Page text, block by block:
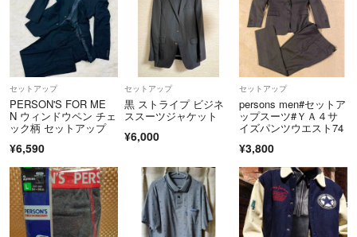
セットアップ
PERSON'S FOR ME
N ウィンドウペン チェ
ック柄 セットアップ
¥6,590
セットアップ
黒 ストライプ ビジネ
ススーツジャケット
¥6,000
セットアップ
persons men#セットア
ップスーツ#ＹＡ４サ
イズパンツウエスト74
¥3,800